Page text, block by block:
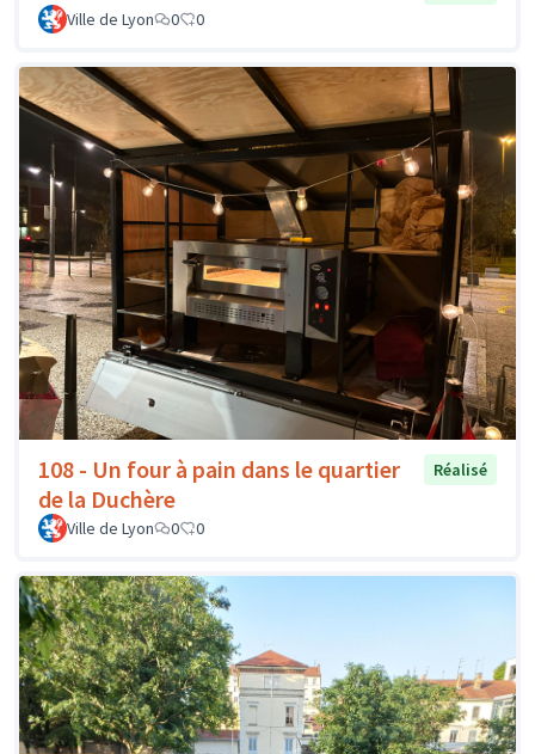
Ville de Lyon
0 0
108 - Un four à pain dans le quartier
de la Duchère
Réalisé
Ville de Lyon 0 0